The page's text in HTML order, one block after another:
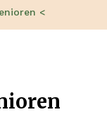
<